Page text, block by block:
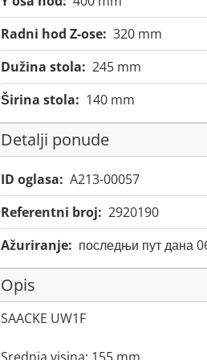
Radni hod Z-ose: 320 mm
Dužina stola: 245 mm
Širina stola: 140 mm
Detalji ponude
ID oglasa: A213-00057
Referentni broj: 2920190
Ažuriranje: последњи пут дана
Opis
SAACKE UW1F